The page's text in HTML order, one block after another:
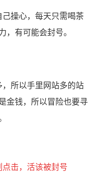
操心，每天只需喝茶
，有可能会封号。
所以手里网站多的站
金钱，所以冒险也要寻
击，活该被封号